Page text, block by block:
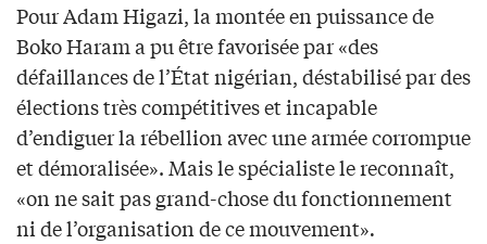
Pour Adam Higazi, la montée en puissance de
Boko Haram a pu être favorisée par «des
défaillances de l’État nigérian, déstabilisé par des
élections très compétitives et incapable
d’endiguer la rébellion avec une armée corrompue
et démoralisée». Mais le spécialiste le reconnaît,
«on ne sait pas grand-chose du fonctionnement
ni de l’organisation de ce mouvement».